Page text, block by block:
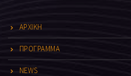
ΑΡΧΙΚΗ
ΠΡΟΓΡΑΜΜΑ
NEWS